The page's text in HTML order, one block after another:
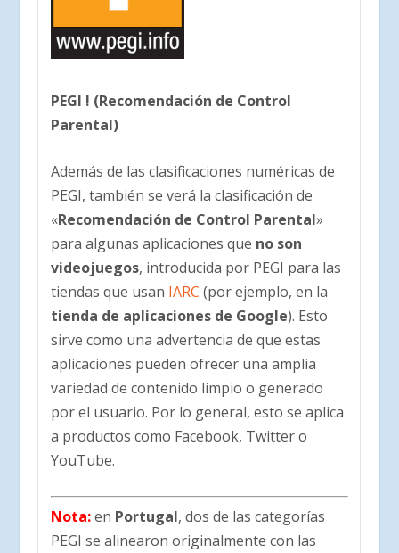
PEGI ! (Recomendación de Control
Parental)
Además de las clasificaciones numéricas de
PEGI, también se verá la clasificación de
«Recomendación de Control Parental»
para algunas aplicaciones que no son
videojuegos, introducida por PEGI para las
tiendas que usan IARC (por ejemplo, en la
tienda de aplicaciones de Google). Esto
sirve como una advertencia de que estas
aplicaciones pueden ofrecer una amplia
variedad de contenido limpio o generado
por el usuario. Por lo general, esto se aplica
a productos como Facebook, Twitter o
YouTube.
Nota:en Portugal, dos de las categorías
PEGI se alinearon originalmente con las